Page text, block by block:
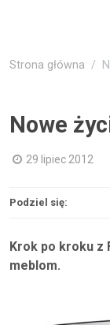
Strona główna
Nowe
29 lipiec 2012
Podziel się:
Krok po kroku z
meblom.